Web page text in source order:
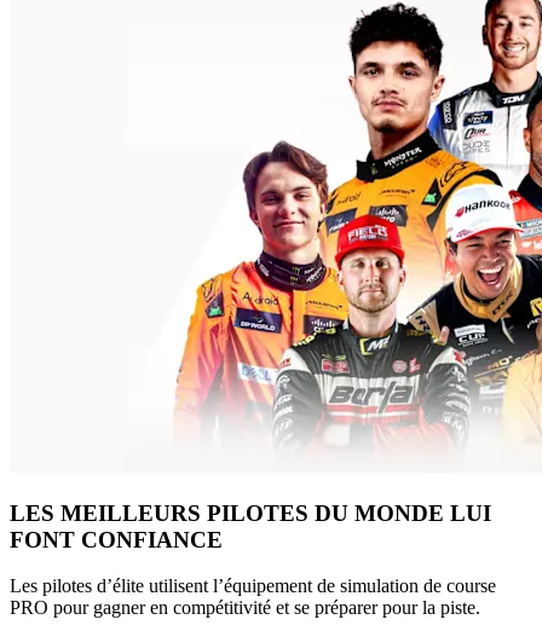
LES MEILLEURS PILOTES DU MONDE LUI
FONT CONFIANCE
Les pilotes d’élite utilisent l’équipement de simulation de course
PRO pour gagner en compétitivité et se préparer pour la piste.